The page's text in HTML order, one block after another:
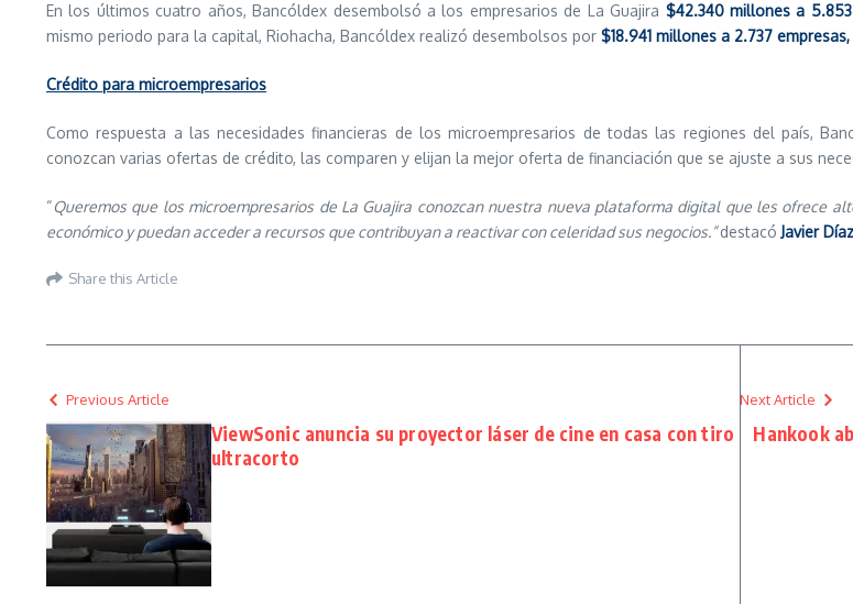
En los últimos cuatro años, Bancóldex desembolsó a los empresarios de La Guajira $42.340 millones a
mismo periodo para la capital, Riohacha, Bancóldex realizó desembolsos por $18.941 millones a 2.737
Crédito para microempresarios
Como respuesta a las necesidades financieras de los microempresarios de todas las regiones del país,
conozcan varias ofertas de crédito, las comparen y elijan la mejor oferta de financiación que se ajuste a sus
“Queremos que los microempresarios de La Guajira conozcan nuestra nueva plataforma digital que les ofrece
económico y puedan acceder a recursos que contribuyan a reactivar con celeridad sus negocios.”destacó Javier
Share this Article
Previous Article
ViewSonic anuncia su proyector láser de cine en casa con tiro
ultracorto
Next Article
Hankook